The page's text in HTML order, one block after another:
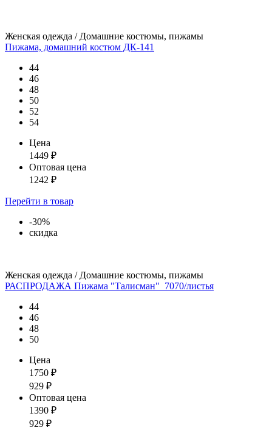
Женская одежда / Домашние костюмы, пижамы
Пижама, домашний костюм ДК-141
44
46
48
50
52
54
Цена
1449 ₽
Оптовая цена
1242 ₽
Перейти в товар
-30%
скидка
Женская одежда / Домашние костюмы, пижамы
РАСПРОДАЖА Пижама "Талисман"_7070/листья
44
46
48
50
Цена
1750 ₽
929 ₽
Оптовая цена
1390 ₽
929 ₽